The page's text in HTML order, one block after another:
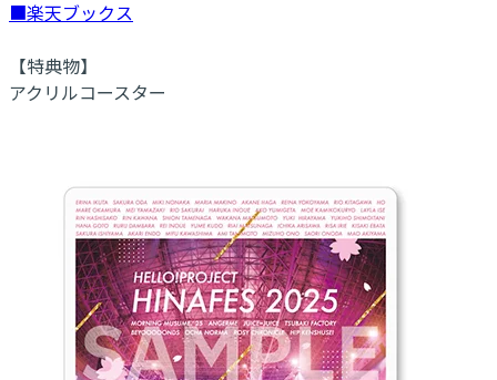
■楽天ブックス
【特典物】
アクリルコースター